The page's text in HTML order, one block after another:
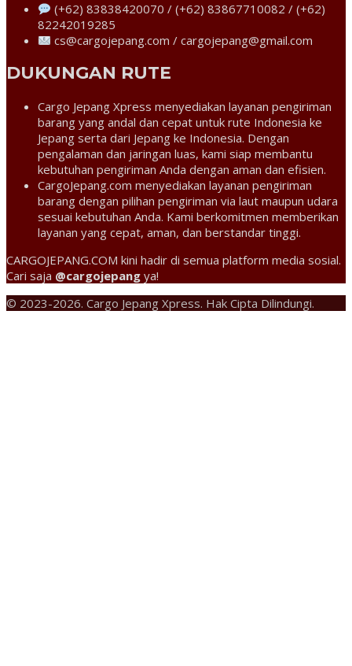
(+62) 83838420070 / (+62) 83867710082 / (+62)
82242019285
cs@cargojepang.com / cargojepang@gmail.com
DUKUNGAN RUTE
Cargo Jepang Xpress menyediakan layanan pengiriman
barang yang andal dan cepat untuk rute Indonesia ke
Jepang serta dari Jepang ke Indonesia. Dengan
pengalaman dan jaringan luas, kami siap membantu
kebutuhan pengiriman Anda dengan aman dan efisien.
CargoJepang.com menyediakan layanan pengiriman
barang dengan pilihan pengiriman via laut maupun udara
sesuai kebutuhan Anda. Kami berkomitmen memberikan
layanan yang cepat, aman, dan berstandar tinggi.
CARGOJEPANG.COM kini hadir di semua platform media sosial.
Cari saja @cargojepang ya!
© 2023-2026. Cargo Jepang Xpress. Hak Cipta Dilindungi.